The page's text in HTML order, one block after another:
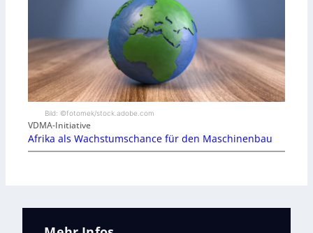
Bild: ©fotomek/stock.adobe.com
VDMA-Initiative
Afrika als Wachstumschance für den Maschinenbau